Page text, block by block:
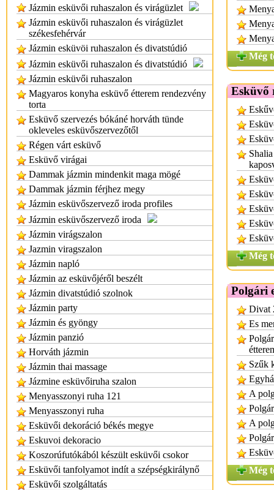
Jázmin esküvői ruhaszalon és virágüzlet
Jázmin esküvői ruhaszalon és virágüzlet
székesfehérvár
Jázmin esküvöi ruhaszalon és divatstúdió
Jázmin esküvői ruhaszalon és divatstúdió
Jázmin esküvői ruhaszalon
Magyaros konyha esküvő étterem rendezvény
torta
Esküvő szervezés bókáné horváth tünde
okleveles esküvőszervezőtől
Régen várt esküvő
Esküvő virágai
Dammak jázmin mindenkit maga mögé
Dammak jázmin férjhez megy
Jázmin esküvőszervező iroda profiles
Jázmin esküvőszervező iroda
Jázmin virágszalon
Jazmin viragszalon
Jázmin napló
Jázmin az esküvőjéről beszélt
Jázmin divatstúdió szolnok
Jázmin party
Jázmin és gyöngy
Jázmin panzió
Horváth jázmin
Jázmin thai massage
Jázmine esküvőiruha szalon
Menyasszonyi ruha 121
Menyasszonyi ruha
Esküvői dekoráció békés megye
Eskuvoi dekoracio
Koszorúfutókából készült esküvői csokor
Esküvői tanfolyamot indít a szépségkirálynő
Esküvői szolgáltatás
Még
Esküvő
Még
Polgári
Divat
Es
Szűk
A
A
Még